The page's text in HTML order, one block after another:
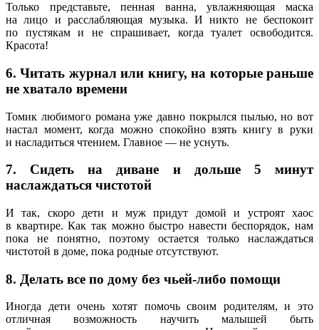
Только представьте, пенная ванна, увлажняющая маска
на лицо и расслабляющая музыка. И никто не беспокоит
по пустякам и не спрашивает, когда туалет освободится.
Красота!
6. Читать журнал или книгу, на которые раньше
не хватало времени
Томик любимого романа уже давно покрылся пылью, но вот
настал момент, когда можно спокойно взять книгу в руки
и насладиться чтением. Главное — не уснуть.
7. Сидеть на диване и дольше 5 минут
наслаждаться чистотой
И так, скоро дети и муж придут домой и устроят хаос
в квартире. Как так можно быстро навести беспорядок, нам
пока не понятно, поэтому остается только наслаждаться
чистотой в доме, пока родные отсутствуют.
8. Делать все по дому без чьей-либо помощи
Иногда дети очень хотят помочь своим родителям, и это
отличная возможность научить малышей быть